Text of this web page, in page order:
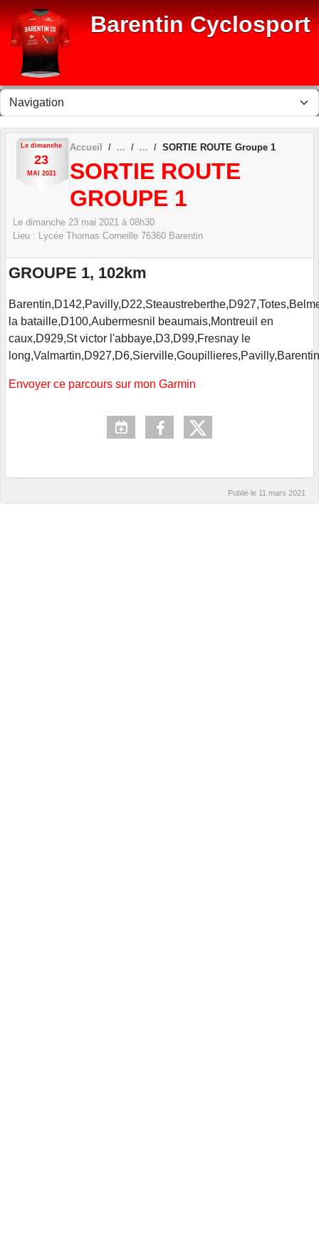
Barentin Cyclosport
Le dimanche
23
MAI 2021
Accueil SORTIE ROUTE Groupe 1
SORTIE ROUTE
GROUPE 1
Le dimanche 23 mai 2021 à 08h30
Lieu : Lycée Thomas Corneille 76360 Barentin
GROUPE 1, 102km
la bataille,D100,Aubermesnil beaumais,Montreuil en
caux,D929,St victor l'abbaye,D3,D99,Fresnay le
long,Valmartin,D927,D6,Sierville,Goupillieres,Pavilly,Barentin
Envoyer ce parcours sur mon Garmin
Publié le 11 mars 2021
Panneau de gestion des cookies